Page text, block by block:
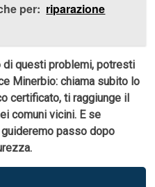
per: riparazione
di questi problemi, potresti
Minerbio: chiama subito lo
certificato, ti raggiunge il
comuni vicini. E se
guideremo passo dopo